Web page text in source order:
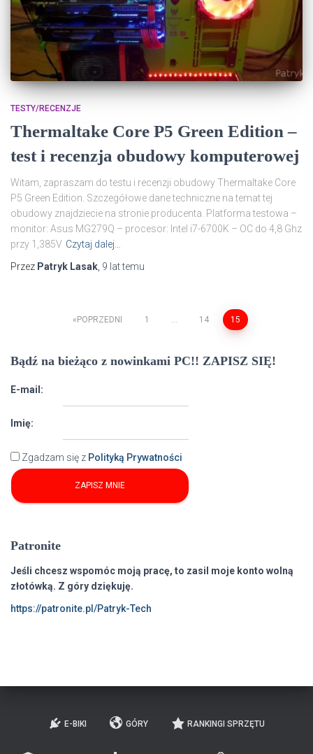
TESTY/RECENZJE
Thermaltake Core P5 Green Edition –
test i recenzja obudowy komputerowej
Witam, zapraszam do testu i recenzji obudowy Thermaltake Core
P5 Green Edition. Szczegółowe dane techniczne na temat tej
obudowy znajdziecie na stronie producenta. Platforma testowa –
monitor: Asus MG279Q – procesor: Intel i7-6700K – OC do 4,8 Ghz
przy 1,385V Czytaj dalej…
Przez Patryk Lasak 9 lattemu
Nawigacja
po
wpisach
POPRZEDNI 1 14 15
Bądź na bieżąco z nowinkami PC!! ZAPISZ SIĘ!
E-mail:
Imię:
Zgadzam się z Polityką Prywatności
Patronite
Jeśli chcesz wspomóc moją pracę, to zasil moje konto wolną
złotówką. Z góry dziękuję.
https://patronite.pl/Patryk-Tech
E-BIKI GÓRY RANKINGI SPRZĘTU